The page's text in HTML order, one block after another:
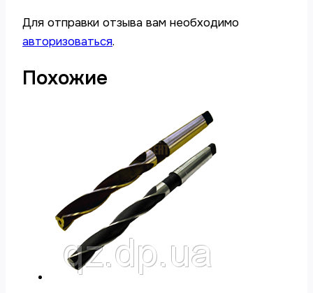
Для отправки отзыва вам необходимо
авторизоваться.
Похожие